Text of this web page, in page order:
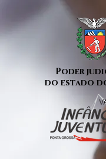
Poder
do estado